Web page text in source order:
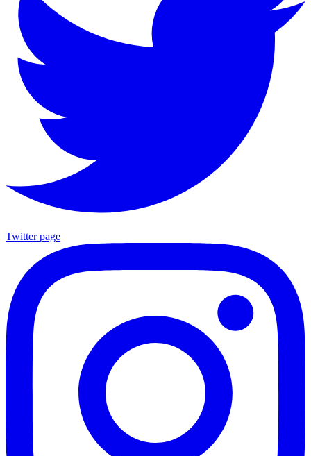
Twitter page